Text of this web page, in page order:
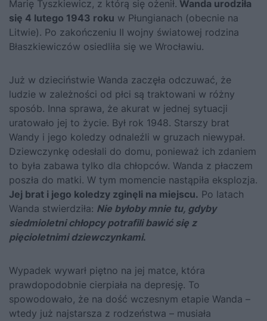
Marię Tyszkiewicz, z którą się ożenił. Wanda urodziła
się 4 lutego 1943 roku w Płungianach (obecnie na
Litwie). Po zakończeniu II wojny światowej rodzina
Błaszkiewiczów osiedliła się we Wrocławiu.
Już w dzieciństwie Wanda zaczęła odczuwać, że
ludzie w zależności od płci są traktowani w różny
sposób. Inna sprawa, że akurat w jednej sytuacji
uratowało jej to życie. Był rok 1948. Starszy brat
Wandy i jego koledzy odnaleźli w gruzach niewypał.
Dziewczynkę odesłali do domu, ponieważ ich zdaniem
to była zabawa tylko dla chłopców. Wanda z płaczem
poszła do matki. W tym momencie nastąpiła eksplozja.
Jej brat i jego koledzy zginęli na miejscu. Po latach
Wanda stwierdziła: Nie byłoby mnie tu, gdyby
siedmioletni chłopcy potrafili bawić się z
pięcioletnimi dziewczynkami.
Wypadek wywarł piętno na jej matce, która
prawdopodobnie cierpiała na depresję. To
spowodowało, że na dość wczesnym etapie Wanda –
wtedy już najstarsza z rodzeństwa – musiała